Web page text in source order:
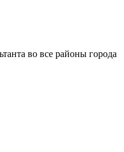
во все районы города